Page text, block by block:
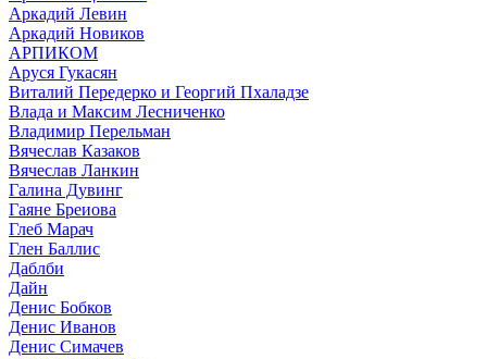
Аркадий Левин
Аркадий Новиков
АРПИКОМ
Аруся Гукасян
Виталий Передерко и Георгий Пхаладзе
Влада и Максим Лесниченко
Владимир Перельман
Вячеслав Казаков
Вячеслав Ланкин
Галина Дувинг
Гаяне Бреиова
Глеб Марач
Глен Баллис
Даблби
Дайн
Денис Бобков
Денис Иванов
Денис Симачев